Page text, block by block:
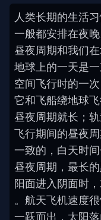
人类长期的生活
一般都安排在夜晚
昼夜周期和我们在
地球上的一天是一
空间飞行时的一次
它和飞船绕地球
昼夜周期就长 ；
飞行期间的昼夜
一致的 ， 白天时间
昼夜周期 ， 最长的
阳面进入阴面时 ，
。 航天飞机速度很
一跃而出 ， 太阳